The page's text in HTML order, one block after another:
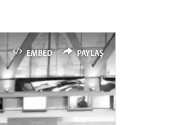
EMBED PAYLAŞ